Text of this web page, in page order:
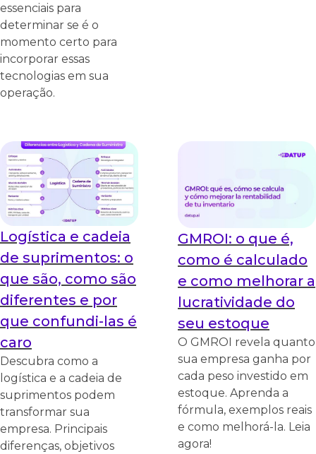
essenciais para
determinar se é o
momento certo para
incorporar essas
tecnologias em sua
operação.
Logística e cadeia
de suprimentos: o
que são, como são
diferentes e por
que confundi-las é
caro
Descubra como a
logística e a cadeia de
suprimentos podem
transformar sua
empresa. Principais
diferenças, objetivos
GMROI: o que é,
como é calculado
e como melhorar a
lucratividade do
seu estoque
O GMROI revela quanto
sua empresa ganha por
cada peso investido em
estoque. Aprenda a
fórmula, exemplos reais
e como melhorá-la. Leia
agora!